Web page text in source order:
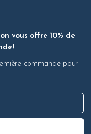
vous offre 10% de
commande pour